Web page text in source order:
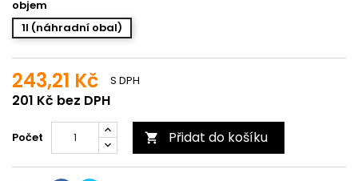
objem
1l (náhradní obal)
243,21 Kč
201 Kč bez DPH
S DPH
Počet  Přidat do košíku